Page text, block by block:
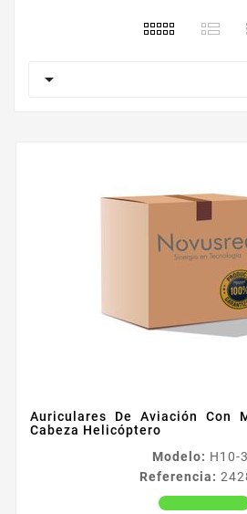

Auriculares De Aviación Con
Cabeza Helicóptero
Modelo: H10-
Referencia: